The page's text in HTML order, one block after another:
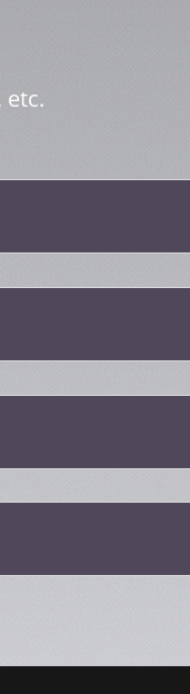
etc.